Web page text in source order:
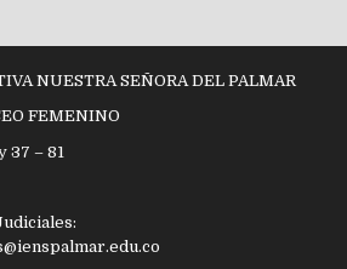
NUESTRA SEÑORA DEL PALMAR
FEMENINO
37 – 81